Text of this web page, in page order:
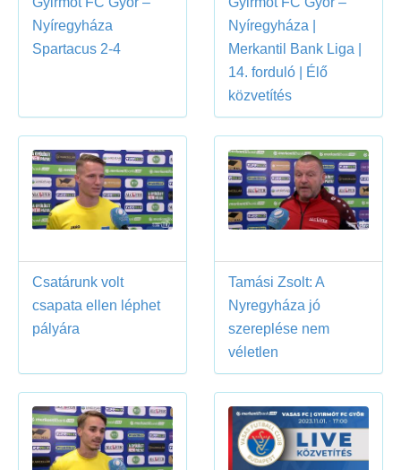
Nyíregyháza
Spartacus 2-4
Nyíregyháza |
Merkantil Bank Liga |
14. forduló | Élő
közvetítés
Csatárunk volt
csapata ellen léphet
pályára
Tamási Zsolt: A
Nyregyháza jó
szereplése nem
véletlen